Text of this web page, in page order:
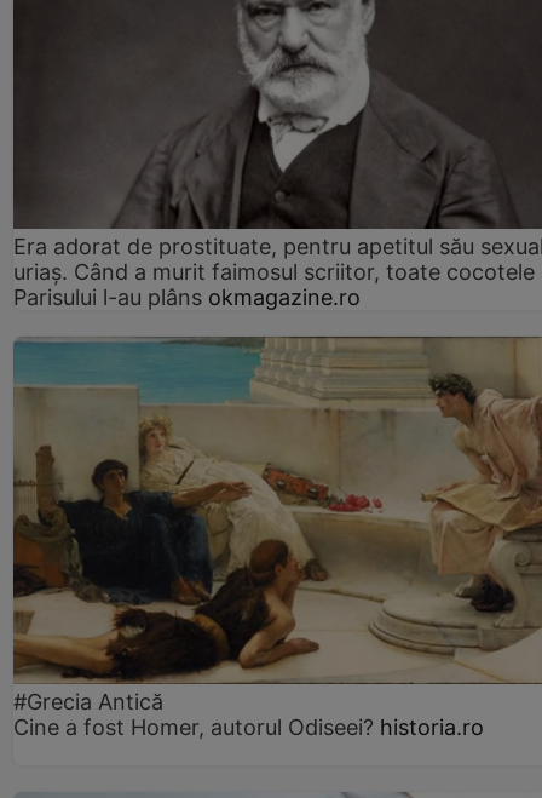
Era adorat de prostituate, pentru apetitul său
uriaș. Când a murit faimosul scriitor, toate cocotele
Parisului l-au plâns okmagazine.ro
#Grecia Antică
Cine a fost Homer, autorul Odiseei? historia.ro